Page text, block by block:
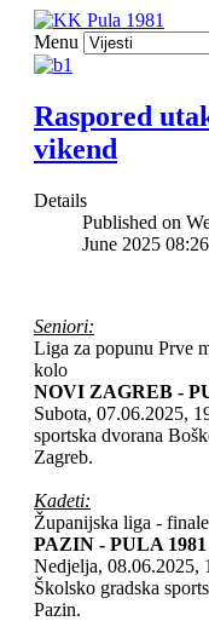
Menu
Raspored
vikend
Details
Published on
June 2025 08:26
Seniori:
Liga za popunu Prve
kolo
NOVI ZAGREB -
Subota, 07.06.2025,
sportska dvorana
Zagreb.
Kadeti:
Županijska liga - finale
PAZIN - PULA 1981
Nedjelja, 08.06.2025,
Školsko gradska
Pazin.